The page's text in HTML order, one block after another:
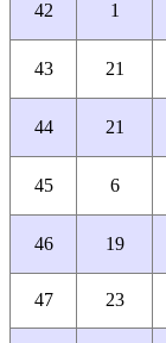
42 1
43 21
44 21
45 6
46 19
47 23